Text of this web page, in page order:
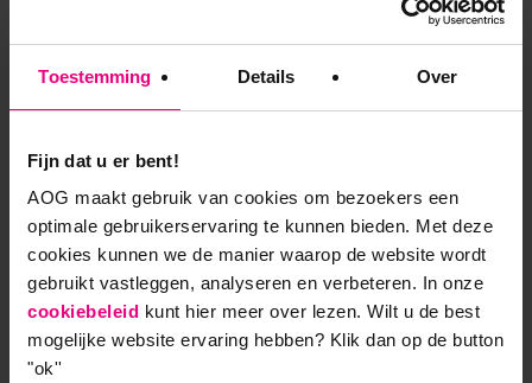
Toestemming Details Over
Fijn dat u er bent!
AOG maakt gebruik van cookies om bezoekers een
optimale gebruikerservaring te kunnen bieden. Met deze
cookies kunnen we de manier waarop de website wordt
gebruikt vastleggen, analyseren en verbeteren. In onze
cookiebeleid kunt hier meer over lezen. Wilt u de best
mogelijke website ervaring hebben? Klik dan op de button
"ok''
Jolande Gomolka: “Uitgedaagd
om vérder te denken”
Strategie en Bestuur